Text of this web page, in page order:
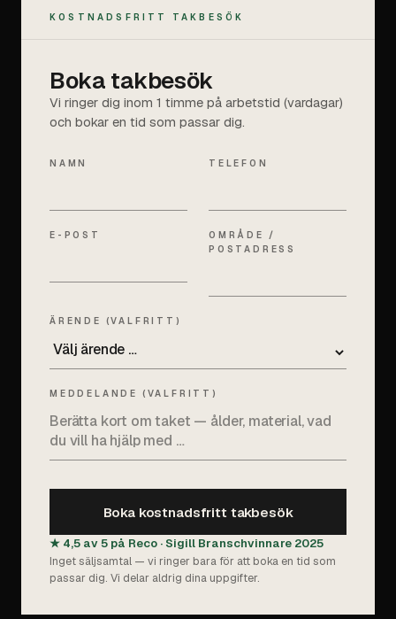
KOSTNADSFRITT TAKBESÖK
Boka takbesök
Vi ringer dig inom 1 timme på arbetstid (vardagar)
och bokar en tid som passar dig.
NAMN TELEFON
E-POST
OMRÅDE /
POSTADRESS
ÄRENDE (VALFRITT)
MEDDELANDE (VALFRITT)
Boka kostnadsfritt takbesök
★ 4,5 av 5 på Reco · Sigill Branschvinnare 2025
Inget säljsamtal — vi ringer bara för att boka en tid som
passar dig. Vi delar aldrig dina uppgifter.